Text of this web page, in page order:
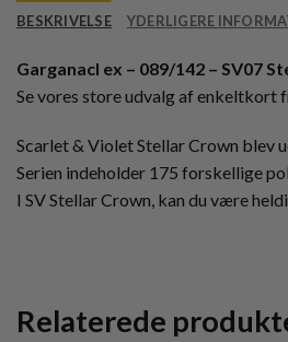
BESKRIVELSE YDERLIGERE
Garganacl ex – 089/142 – SV07
Se vores store udvalg af enkeltkort
Scarlet & Violet Stellar Crown blev
Serien indeholder 175 forskellige
I SV Stellar Crown, kan du være
Relaterede